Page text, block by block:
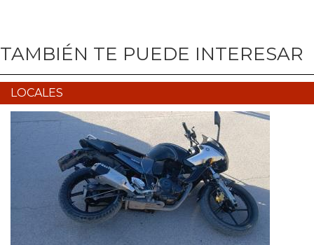
TAMBIÉN TE PUEDE INTERESAR
LOCALES